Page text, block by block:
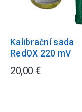
Kalibrační sada
RedOX 220 mV
20,00 €